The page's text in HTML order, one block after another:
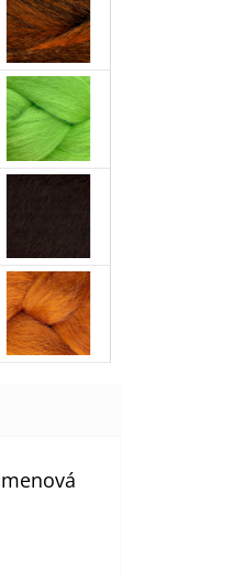
je 5 z 5 hvězdiček.